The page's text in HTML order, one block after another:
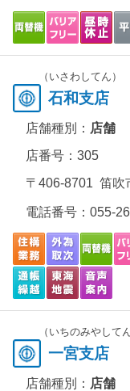
（いさわしてん）
石和支店
店舗種別： 店舗
店番号：305
〒406-8701 笛吹
電話番号： 055-
（いちのみやしてん
一宮支店
店舗種別： 店舗